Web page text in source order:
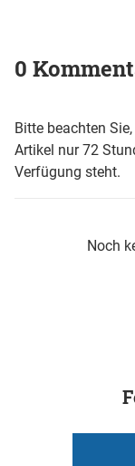
0
Bitte beachten
Artikel nur 72
Verfügung steht.
Noch